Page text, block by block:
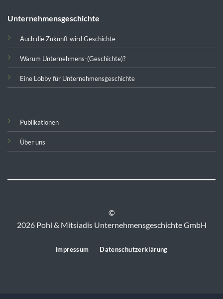
Unternehmensgeschichte
Auch die Zukunft wird Geschichte
Warum Unternehmens-(Geschichte)?
Eine Lobby für Unternehmensgeschichte
Publikationen
Über uns
©
2026 Pohl & Mitsiadis Unternehmensgeschichte GmbH
Impressum Datenschutzerklärung